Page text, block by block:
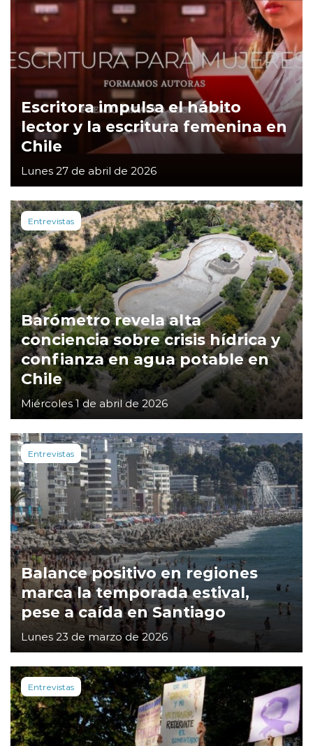
Escritora impulsa el hábito
lector y la escritura femenina en
Chile
Lunes 27 de abril de 2026
Entrevistas
Barómetro revela alta
conciencia sobre crisis hídrica y
confianza en agua potable en
Chile
Miércoles 1 de abril de 2026
Entrevistas
Balance positivo en regiones
marca la temporada estival,
pese a caída en Santiago
Lunes 23 de marzo de 2026
Entrevistas